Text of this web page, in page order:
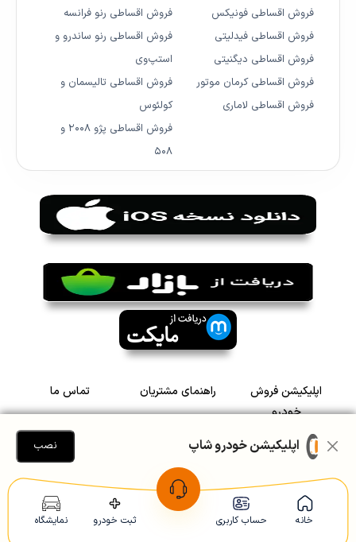
خانه حساب کاربری ثبت خودرو نمایشگاه
فروش اقساطی فونیکس
فروش اقساطی فیدلیتی
فروش اقساطی دیگنیتی
فروش اقساطی کرمان موتور
فروش اقساطی لاماری
فروش اقساطی رنو فرانسه
فروش اقساطی رنو ساندرو و
استپ‌وی
فروش اقساطی تالیسمان و
کولئوس
فروش اقساطی پژو ۲۰۰۸ و
۵۰۸
اپلیکیشن فروش
خودرو
راهنمای مشتریان تماس ما
درباره ما نظرات مشتریان
استعلامات
سرمایه گذاری در
رضایت مشتریان
اپلیکیشن خودرو شاپ نصب